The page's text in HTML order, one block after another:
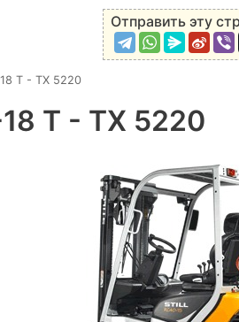
Отправить эту
T - TX 5220
T - TX 5220